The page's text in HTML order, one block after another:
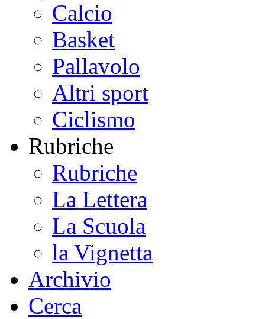
Calcio
Basket
Pallavolo
Altri sport
Ciclismo
Rubriche
Rubriche
La Lettera
La Scuola
la Vignetta
Archivio
Cerca